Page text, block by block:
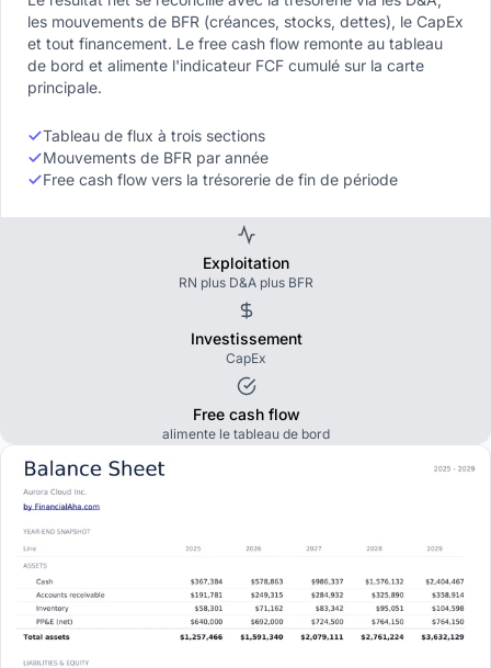
les mouvements de BFR (créances, stocks, dettes), le CapEx
et tout financement. Le free cash flow remonte au tableau
de bord et alimente l'indicateur FCF cumulé sur la carte
principale.
Tableau de flux à trois sections
Mouvements de BFR par année
Free cash flow vers la trésorerie de fin de période
Exploitation
RN plus D&A plus BFR
Investissement
CapEx
Free cash flow
alimente le tableau de bord